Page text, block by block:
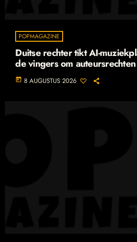
POPMAGAZINE
Duitse rechter tikt AI-
de vingers om auteursrechten
today 8 AUGUSTUS 2026